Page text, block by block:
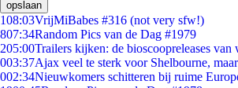
opslaan
108:03VrijMiBabes #316 (not very sfw!)
807:34Random Pics van de Dag #1979
205:00Trailers kijken: de bioscoopreleases van
003:37Ajax veel te sterk voor Shelbourne,
002:34Nieuwkomers schitteren bij ruime